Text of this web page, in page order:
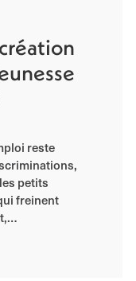
reste
petits
freinent